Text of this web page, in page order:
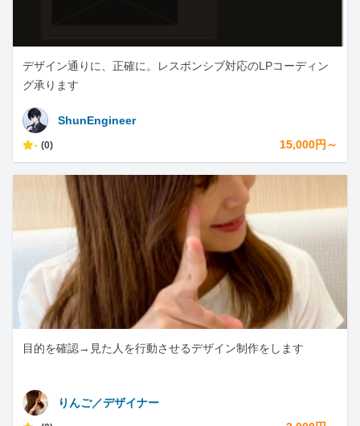
デザイン通りに、正確に。レスポンシブ対応のLPコーディン
グ承ります
ShunEngineer
- (0) 15,000円～
目的を確認→見た人を行動させるデザイン制作をします
りんご／デザイナー